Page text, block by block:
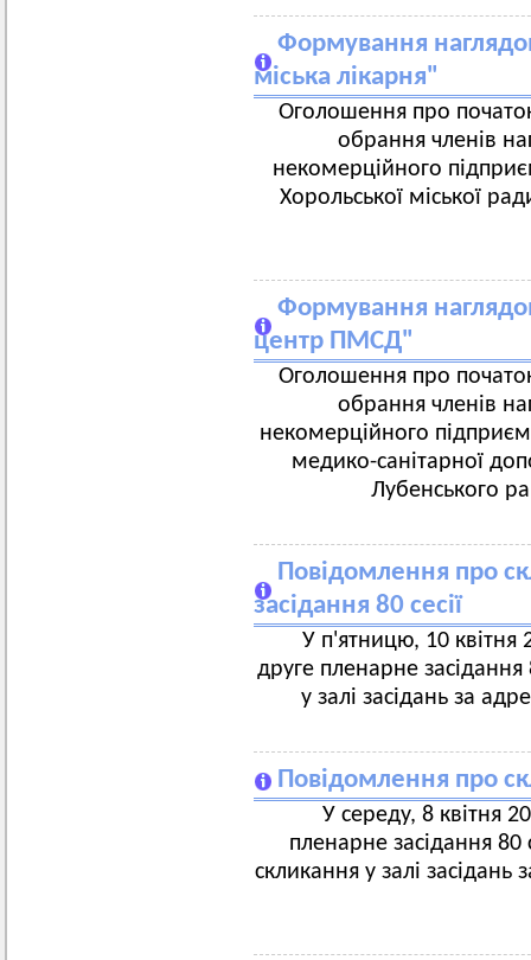
Формування
міська лікарня"
Оголошення про
обрання членів
некомерційного
Хорольської міської
Формування
центр ПМСД"
Оголошення про
обрання членів
некомерційного
медико-санітарної
Лубенського
Повідомлення про
засідання 80 сесії
У п'ятницю, 10 квітня
друге пленарне засідання
у залі засідань за
Повідомлення про
У середу, 8 квітня
пленарне засідання 80
скликання у залі